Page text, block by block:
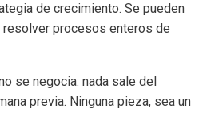
de crecimiento. Se pueden
resolver procesos enteros de
se negocia: nada sale del
previa. Ninguna pieza, sea un